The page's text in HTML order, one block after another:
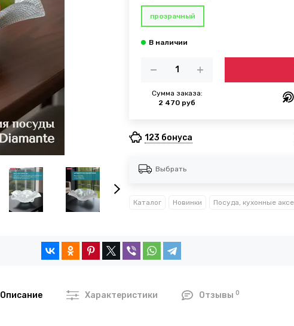
прозрачный
Сумма заказа:
2 470 руб
123 бонуса
Выбрать
Каталог Новинки
Описание Характеристики Отзывы 0